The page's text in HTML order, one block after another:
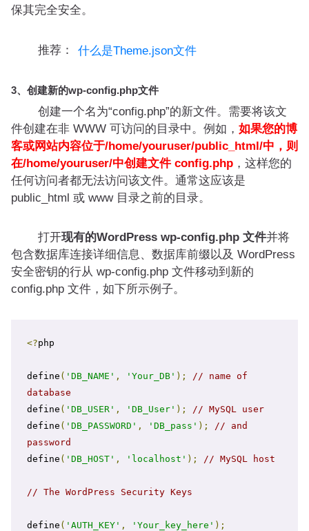
保其完全安全。
推荐： 什么是Theme.json文件
3、创建新的wp-config.php文件
创建一个名为“config.php”的新文件。需要将该文
件创建在非 WWW 可访问的目录中。例如， 如果您的博
客或网站内容位于/home/youruser/public_html/中，则
在/home/youruser/中创建文件 config.php ，这样您的
任何访问者都无法访问该文件。通常这应该是
public_html 或 www 目录之前的目录。
打开现有的WordPress wp-config.php 文件并将
包含数据库连接详细信息、数据库前缀以及 WordPress
安全密钥的行从 wp-config.php 文件移动到新的
config.php 文件，如下所示例子。
<?php
define ( 'DB_NAME' , 'Your_DB' );
// name of
database
define ( 'DB_USER' , 'DB_User' );
// MySQL user
define ( 'DB_PASSWORD' , 'DB_pass' );
// and
password
define ( 'DB_HOST' , 'localhost' ); // MySQL host
// The WordPress Security Keys
define ( 'AUTH_KEY' , 'Your_key_here' );